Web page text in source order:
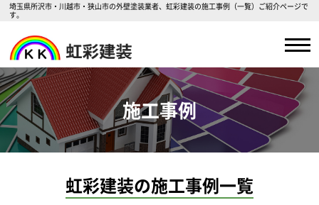
埼玉県所沢市・川越市・狭山市の外壁塗装業者、虹彩建装の施工事例（一覧）ご紹介ページで
す。
施工事例
虹彩建装の施工事例一覧